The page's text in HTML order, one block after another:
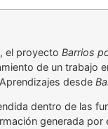
el proyecto Barrios
de un trabajo
desde
dentro de las
generada